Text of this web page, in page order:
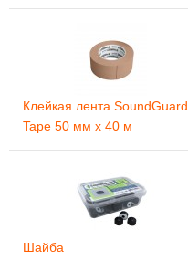
Клейкая лента SoundGuard
Tape 50 мм х 40 м
Шайба